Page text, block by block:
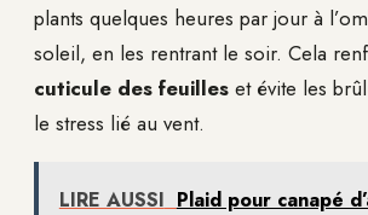
plants quelques heures par jour à
soleil, en les rentrant le soir. Cela
cuticule des feuilles et évite les
le stress lié au vent.
LIRE AUSSI Plaid pour canapé